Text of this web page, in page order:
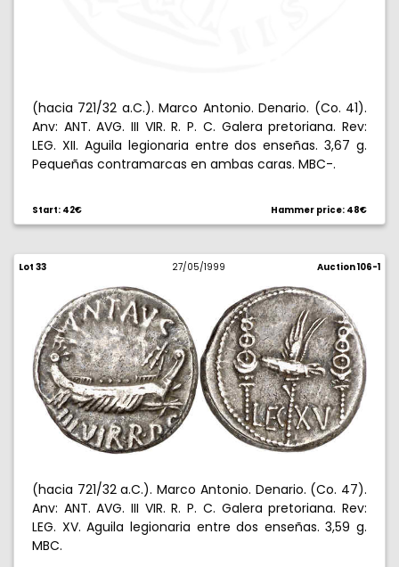
(hacia 721/32 a.C.). Marco Antonio. Denario. (Co. 41).
Anv: ANT. AVG. III VIR. R. P. C. Galera pretoriana. Rev:
LEG. XII. Aguila legionaria entre dos enseñas. 3,67 g.
Pequeñas contramarcas en ambas caras. MBC-.
Start: 42€ Hammer price: 48€
Lot 33 27/05/1999 Auction 106-1
(hacia 721/32 a.C.). Marco Antonio. Denario. (Co. 47).
Anv: ANT. AVG. III VIR. R. P. C. Galera pretoriana. Rev:
LEG. XV. Aguila legionaria entre dos enseñas. 3,59 g.
MBC.